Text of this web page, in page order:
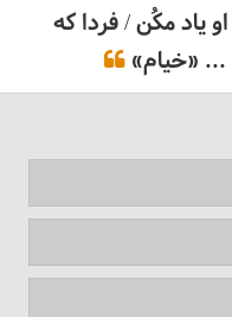
یاد مکُن / فردا که
«خیام»